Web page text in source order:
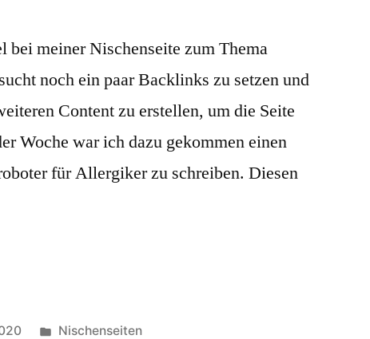
bei meiner Nischenseite zum Thema
noch ein paar Backlinks zu setzen und
Content zu erstellen, um die Seite
Woche war ich dazu gekommen einen
für Allergiker zu schreiben. Diesen
Veröffentlicht
Nischenseiten